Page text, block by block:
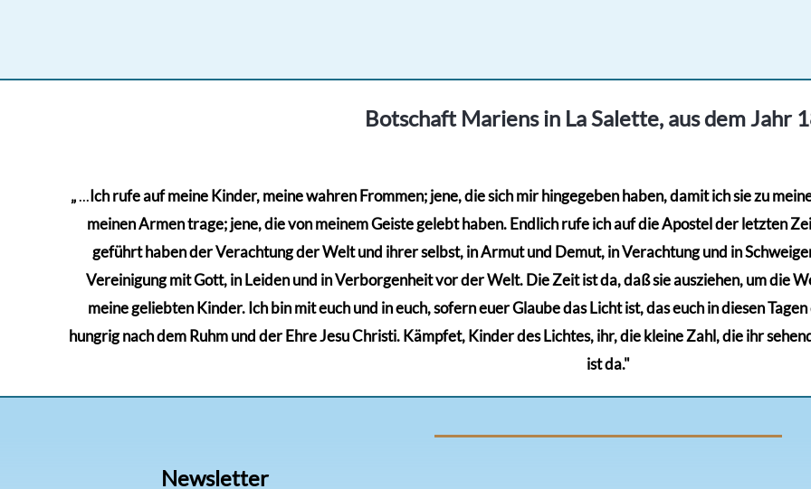
Botschaft Mariens in La Salette, aus dem Jahr
„...Ich rufe auf meine Kinder, meine wahren Frommen; jene, die sich mir hingegeben haben, damit ich sie zu
meinen Armen trage; jene, die von meinem Geiste gelebt haben. Endlich rufe ich auf die Apostel der letzten
geführt haben der Verachtung der Welt und ihrer selbst, in Armut und Demut, in Verachtung und in
Vereinigung mit Gott, in Leiden und in Verborgenheit vor der Welt. Die Zeit ist da, daß sie ausziehen, um die
meine geliebten Kinder. Ich bin mit euch und in euch, sofern euer Glaube das Licht ist, das euch in diesen
hungrig nach dem Ruhm und der Ehre Jesu Christi. Kämpfet, Kinder des Lichtes, ihr, die kleine Zahl, die ihr
ist da."
Newsletter